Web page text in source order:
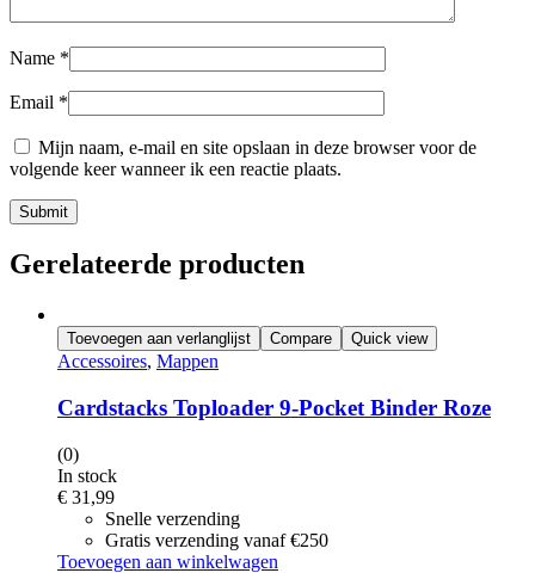
Name *
Email *
Mijn naam, e-mail en site opslaan in deze browser voor de
volgende keer wanneer ik een reactie plaats.
Submit
Gerelateerde producten
Toevoegen aan verlanglijst Compare Quick view
Accessoires, Mappen
Cardstacks Toploader 9-Pocket Binder Roze
(0)
In stock
€ 31,99
Snelle verzending
Gratis verzending vanaf €250
Toevoegen aan winkelwagen